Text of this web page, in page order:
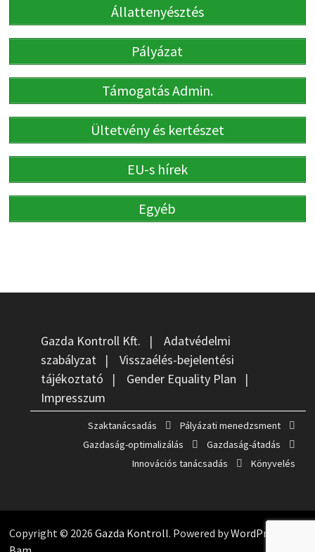
Állattenyésztés
Pályázat
Támogatás Admin.
Ültetvény és kertészet
EU-s hírek
Egyéb
Gazda Kontroll Kft. | Adatvédelmi
szabályzat| Visszaélés-bejelentési
tájékoztató | Gender Equality Plan |
Impresszum
Szaktanácsadás
Pályázati menedzsment
Gazdaság-optimalizálás
Gazdaság-átadás
Innovációs tanácsadás
Könyvelés
Copyright © 2026 Gazda Kontroll. Powered byWordPress